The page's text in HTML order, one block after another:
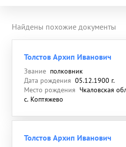
Найдены похожие документы
Толстов Архип Иванович
Звание полковник
Дата рождения 05.12.1900 г.
Место рождения Чкаловская
с. Коптяжево
Толстов Архип Иванович